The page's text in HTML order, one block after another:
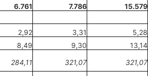
6.761 7.786
15.579
2,92 3,31
5,28
8,49 9,30
13,14
284,11 321,07 321,07